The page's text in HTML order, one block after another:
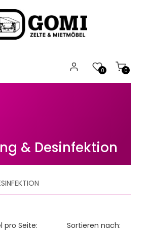
0
0
& Desinfektion
Sortieren nach:
pro Seite: